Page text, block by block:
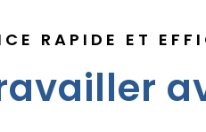
RAPIDE ET